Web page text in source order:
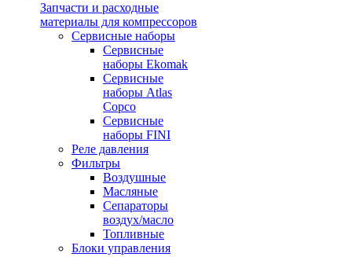
Запчасти и расходные
материалы для компрессоров
Cервисные наборы
Сервисные
наборы Ekomak
Cервисные
наборы Atlas
Copco
Сервисные
наборы FINI
Реле давления
Фильтры
Воздушные
Масляные
Сепараторы
воздух/масло
Топливные
Блоки управления